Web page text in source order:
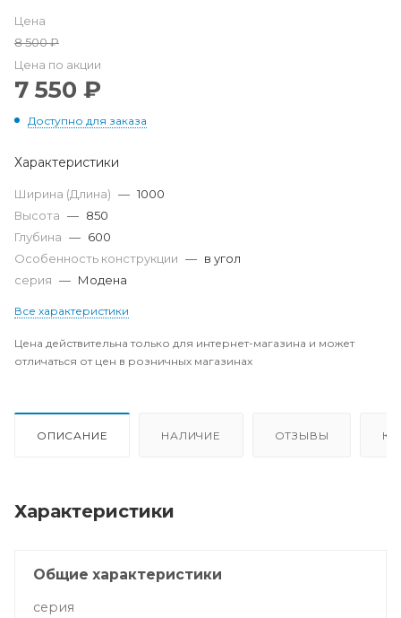
Цена
8 500₽
Цена по акции
7 550 ₽
Доступно для заказа
Характеристики
Ширина (Длина) — 1000
Высота — 850
Глубина — 600
Особенность конструкции — в угол
серия — Модена
Все характеристики
Цена действительна только для интернет-магазина и может
отличаться от цен в розничных магазинах
ОПИСАНИЕ НАЛИЧИЕ ОТЗЫВЫ
Характеристики
Общие характеристики
серия